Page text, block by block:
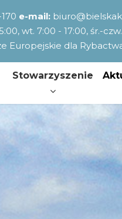
e-mail:
wt. 7:00 - 17:00, śr.-
Europejskie dla
Stowarzyszenie